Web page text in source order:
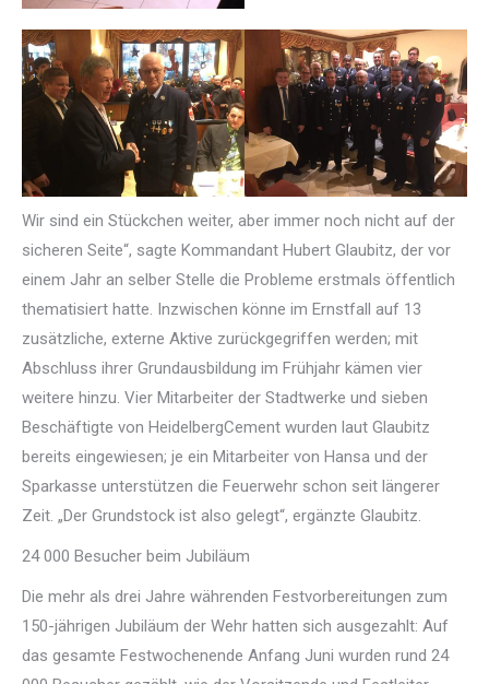
Wir sind ein Stückchen weiter, aber immer noch nicht auf der
sicheren Seite“, sagte Kommandant Hubert Glaubitz, der vor
einem Jahr an selber Stelle die Probleme erstmals öffentlich
thematisiert hatte. Inzwischen könne im Ernstfall auf 13
zusätzliche, externe Aktive zurückgegriffen werden; mit
Abschluss ihrer Grundausbildung im Frühjahr kämen vier
weitere hinzu. Vier Mitarbeiter der Stadtwerke und sieben
Beschäftigte von HeidelbergCement wurden laut Glaubitz
bereits eingewiesen; je ein Mitarbeiter von Hansa und der
Sparkasse unterstützen die Feuerwehr schon seit längerer
Zeit. „Der Grundstock ist also gelegt“, ergänzte Glaubitz.
24 000 Besucher beim Jubiläum
Die mehr als drei Jahre währenden Festvorbereitungen zum
150-jährigen Jubiläum der Wehr hatten sich ausgezahlt: Auf
das gesamte Festwochenende Anfang Juni wurden rund 24